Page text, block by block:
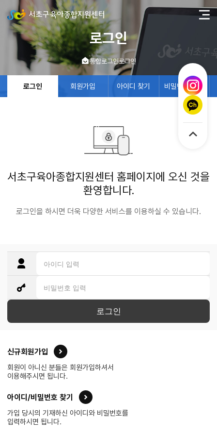
로그인
통합로그인로그인
로그인 회원가입 아이디 찾기 비밀번호 찾기
서초구육아종합지원센터 홈페이지에 오신 것을
환영합니다.
로그인을 하시면 더욱 다양한 서비스를 이용하실 수 있습니다.
로그인
신규회원가입
회원이 아니신 분들은 회원가입하셔서
이용해주시면 됩니다.
아이디/비밀번호 찾기
가입 당시의 기재하신 아이디와 비밀번호를
입력하시면 됩니다.